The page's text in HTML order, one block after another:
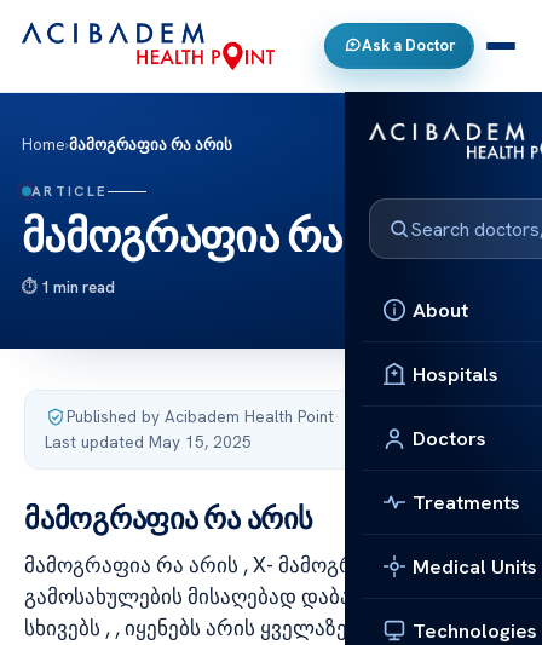
Ask a Doctor
About
Hospitals
Doctors
Treatments
Medical Units
Technologies
Home›მამოგრაფია რა არის
ARTICLE
მამოგრაფია რა არის
1 min read
Published by Acibadem Health Point·
Last updated May 15, 2025
მამოგრაფია რა არის
მამოგრაფია რა არის , X- მამოგრაფია რომელიც
გამოსახულების მისაღებად დაბალი დოზით
სხივებს , , იყენებს არის ყველაზე ძირითადი